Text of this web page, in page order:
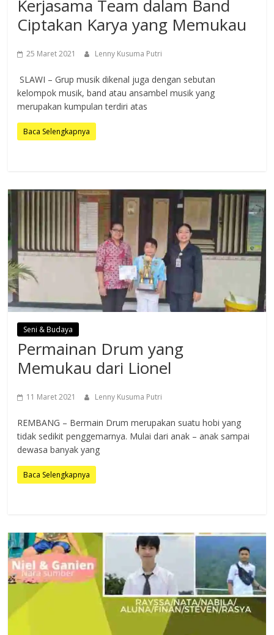
Kerjasama Team dalam Band
Ciptakan Karya yang Memukau
25 Maret 2021 Lenny Kusuma Putri
SLAWI – Grup musik dikenal juga dengan sebutan
kelompok musik, band atau ansambel musik yang
merupakan kumpulan terdiri atas
Baca Selengkapnya
Seni & Budaya
Permainan Drum yang
Memukau dari Lionel
11 Maret 2021 Lenny Kusuma Putri
REMBANG – Bermain Drum merupakan suatu hobi yang
tidak sedikit penggemarnya. Mulai dari anak – anak sampai
dewasa banyak yang
Baca Selengkapnya